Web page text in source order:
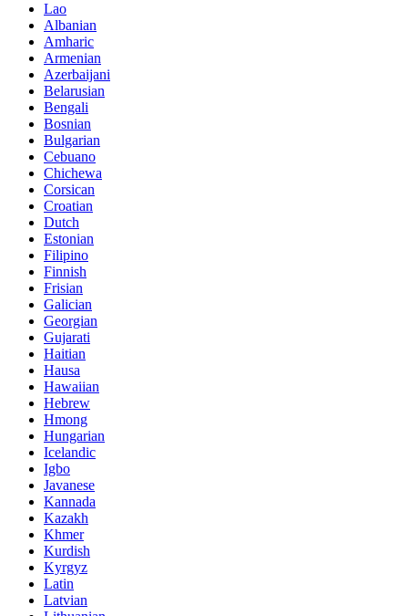
Lao
Albanian
Amharic
Armenian
Azerbaijani
Belarusian
Bengali
Bosnian
Bulgarian
Cebuano
Chichewa
Corsican
Croatian
Dutch
Estonian
Filipino
Finnish
Frisian
Galician
Georgian
Gujarati
Haitian
Hausa
Hawaiian
Hebrew
Hmong
Hungarian
Icelandic
Igbo
Javanese
Kannada
Kazakh
Khmer
Kurdish
Kyrgyz
Latin
Latvian